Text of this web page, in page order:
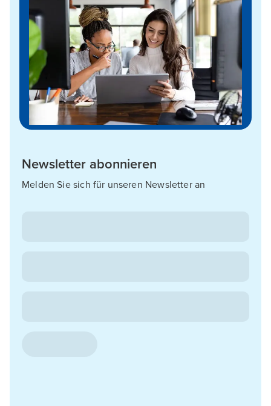
Newsletter abonnieren
Melden Sie sich für unseren Newsletter an